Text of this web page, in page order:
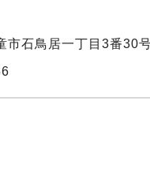
石鳥居一丁目3番30